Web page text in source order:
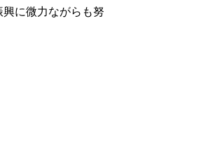
に微力ながらも努